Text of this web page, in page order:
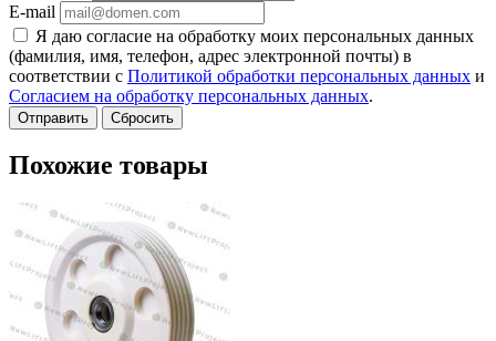
E-mail
Я даю согласие на обработку моих персональных данных
(фамилия, имя, телефон, адрес электронной почты) в
соответствии с Политикой обработки персональных данных и
Согласием на обработку персональных данных.
Сбросить
Похожие товары